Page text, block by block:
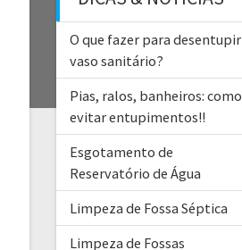
O que fazer para desentupir
vaso sanitário?
Pias, ralos, banheiros: como
evitar entupimentos!!
Esgotamento de
Reservatório de Água
Limpeza de Fossa Séptica
Limpeza de Fossas